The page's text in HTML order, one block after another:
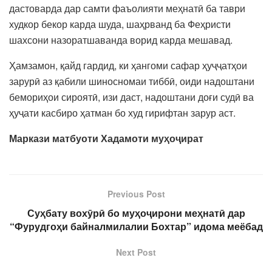
дастоварда дар самти фаъолияти меҳнатӣ ба таври
худкор бекор карда шуда, шаҳрванд ба Феҳристи
шахсони назоратшаванда ворид карда мешавад.
Ҳамзамон, қайд гардид, ки ҳангоми сафар ҳуҷҷатҳои
зарурӣ аз қабили шиносномаи тиббӣ, оиди надоштани
бемориҳои сироятӣ, изи даст, надоштани доғи судӣ ва
ҳуҷати касбиро ҳатман бо худ гирифтан зарур аст.
Маркази матбуоти Хадамоти муҳоҷират
Previous Post
Суҳбату вохӯрӣ бо муҳоҷирони меҳнатӣ дар
“Фурудгоҳи байналмилалии Бохтар” идома меёбад
Next Post